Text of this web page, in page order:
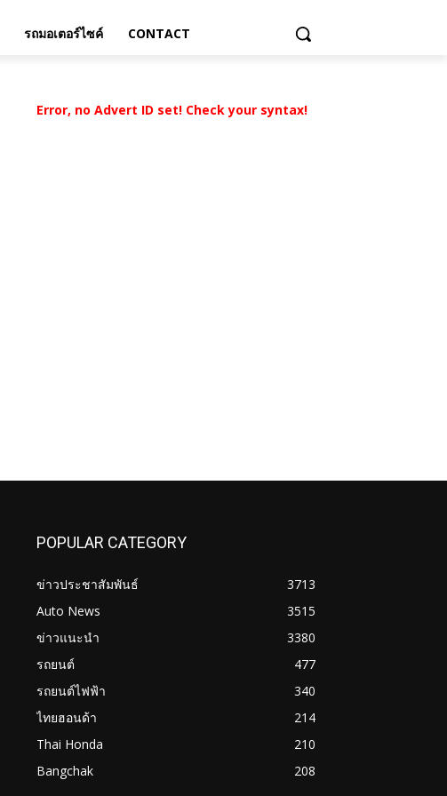
รถมอเตอร์ไซค์ CONTACT
Error, no Advert ID set! Check your syntax!
POPULAR CATEGORY
ข่าวประชาสัมพันธ์
3713
Auto News
3515
ข่าวแนะนำ
3380
รถยนต์
477
รถยนต์ไฟฟ้า
340
ไทยฮอนด้า
214
Thai Honda
210
Bangchak
208